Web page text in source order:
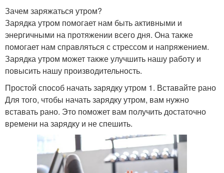
Зачем заряжаться утром?
Зарядка утром помогает нам быть активными и
энергичными на протяжении всего дня. Она также
помогает нам справляться с стрессом и напряжением.
Зарядка утром может также улучшить нашу работу и
повысить нашу производительность.
Простой способ начать зарядку утром 1. Вставайте рано
Для того, чтобы начать зарядку утром, вам нужно
вставать рано. Это поможет вам получить достаточно
времени на зарядку и не спешить.